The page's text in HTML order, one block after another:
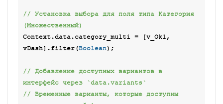
// Установка выбора для поля типа Категория
(Множественный)
Context.data.category_multi = [v_Ok1,
vDash].filter(Boolean);
// Добавление доступных вариантов в
интерфейс через `data.variants`
// Временные варианты, которые доступны